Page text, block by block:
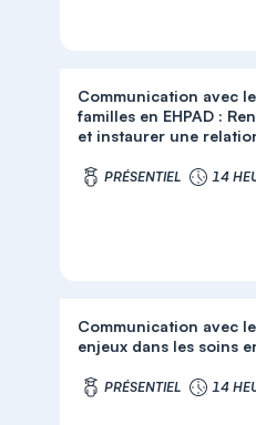
Communication avec les
familles en EHPAD :
et instaurer une
PRÉSENTIEL 14
Communication avec
enjeux dans les soins
PRÉSENTIEL 14